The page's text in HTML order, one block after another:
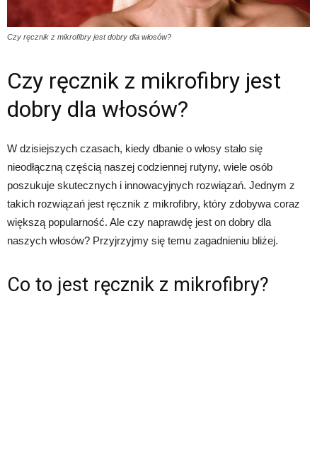
Czy ręcznik z mikrofibry jest dobry dla włosów?
Czy ręcznik z mikrofibry jest
dobry dla włosów?
W dzisiejszych czasach, kiedy dbanie o włosy stało się
nieodłączną częścią naszej codziennej rutyny, wiele osób
poszukuje skutecznych i innowacyjnych rozwiązań. Jednym z
takich rozwiązań jest ręcznik z mikrofibry, który zdobywa coraz
większą popularność. Ale czy naprawdę jest on dobry dla
naszych włosów? Przyjrzyjmy się temu zagadnieniu bliżej.
Co to jest ręcznik z mikrofibry?